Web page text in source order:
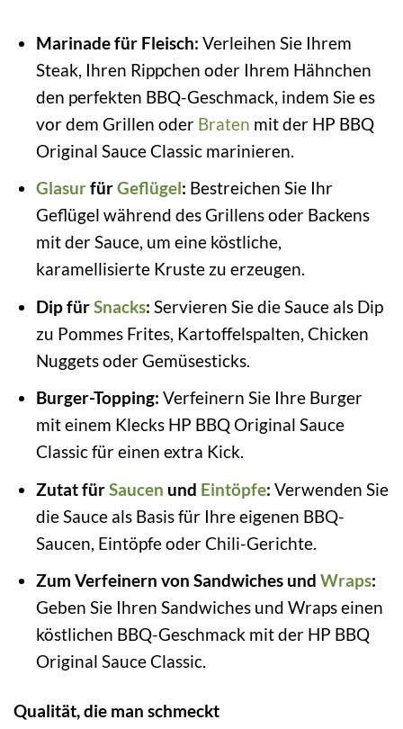
Marinade für Fleisch: Verleihen Sie Ihrem
Steak, Ihren Rippchen oder Ihrem Hähnchen
den perfekten BBQ-Geschmack, indem Sie es
vor dem Grillen oder Braten mit der HP BBQ
Original Sauce Classic marinieren.
GlasurfürGeflügel: Bestreichen Sie Ihr
Geflügel während des Grillens oder Backens
mit der Sauce, um eine köstliche,
karamellisierte Kruste zu erzeugen.
Dip fürSnacks: Servieren Sie die Sauce als Dip
zu Pommes Frites, Kartoffelspalten, Chicken
Nuggets oder Gemüsesticks.
Burger-Topping: Verfeinern Sie Ihre Burger
mit einem Klecks HP BBQ Original Sauce
Classic für einen extra Kick.
Zutat fürSaucen und Eintöpfe: Verwenden Sie
die Sauce als Basis für Ihre eigenen BBQ-
Saucen, Eintöpfe oder Chili-Gerichte.
Zum Verfeinern von Sandwiches und Wraps:
Geben Sie Ihren Sandwiches und Wraps einen
köstlichen BBQ-Geschmack mit der HP BBQ
Original Sauce Classic.
Qualität, die man schmeckt